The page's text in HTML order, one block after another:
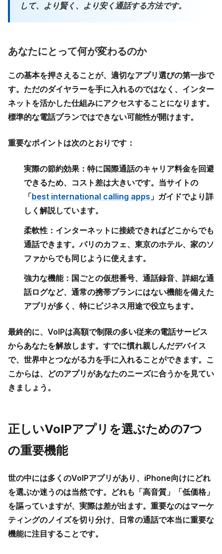
して、より賢く、より安く通話する方法です。
あなたにとって何が変わるのか
この基本を押さえることが、適切なアプリ選びの第一歩で
す。ただのダイヤラーを手に入れるのではなく、インター
ネットを活かした仕組みにアクセスすることになります。
標準的な電話プランではできない可能性が開けます。
重要なポイントは次のとおりです：
実際の節約効果： 特に国際通話のキャリア料金を回避
できるため、コスト差は大きいです。当サイトの
「best international calling apps 」ガイドでより詳
しく解説しています。
柔軟性： インターネットに接続できればどこからでも
通話できます。パリのカフェ、東京のホテル、家のソ
ファからでも同じように使えます。
強力な機能： 国ごとの仮想番号、通話録音、詳細な通
話ログなど、通常の携帯プランにはない機能を備えた
アプリが多く、特にビジネス用途で役立ちます。
最終的に、VoIPは高額で制限の多い従来の電話サービス
からあなたを解放します。すでに慣れ親しんだデバイス
で、世界中とつながる力を手に入れることができます。こ
こからは、どのアプリがあなたのニーズに合うかを見てい
きましょう。
正しいVoIPアプリを選ぶための7つ
の重要機能
世の中には多くのVoIPアプリがあり、iPhone向けにどれ
を選ぶか迷うのは当然です。どれも「高音質」「低価格」
を謳っていますが、実際は差が出ます。重要なのはマーケ
ティングのノイズを切り分け、日常の通話で本当に重要な
機能に注目することです。